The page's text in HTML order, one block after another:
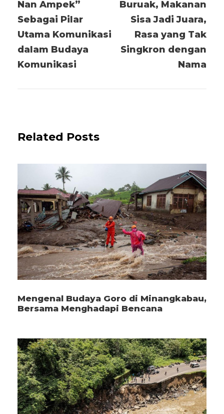
Nan Ampek”
Sebagai Pilar
Utama Komunikasi
dalam Budaya
Komunikasi
Buruak, Makanan
Sisa Jadi Juara,
Rasa yang Tak
Singkron dengan
Nama
Related Posts
Mengenal Budaya Goro di Minangkabau,
Bersama Menghadapi Bencana